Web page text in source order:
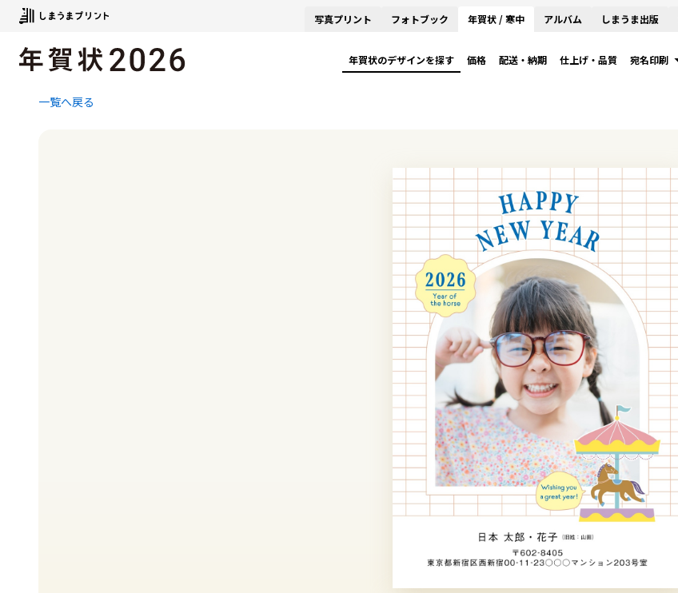
写真プリント フォトブック 年賀状 / 寒中 アルバム しまうま出版
年賀状のデザインを探す 価格 配送・納期 仕上げ・品質 宛名印刷
一覧へ戻る